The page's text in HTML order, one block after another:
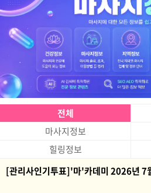
전체
마사지정보
힐링정보
[관리사인기투표]'마'카데미 2026년 7